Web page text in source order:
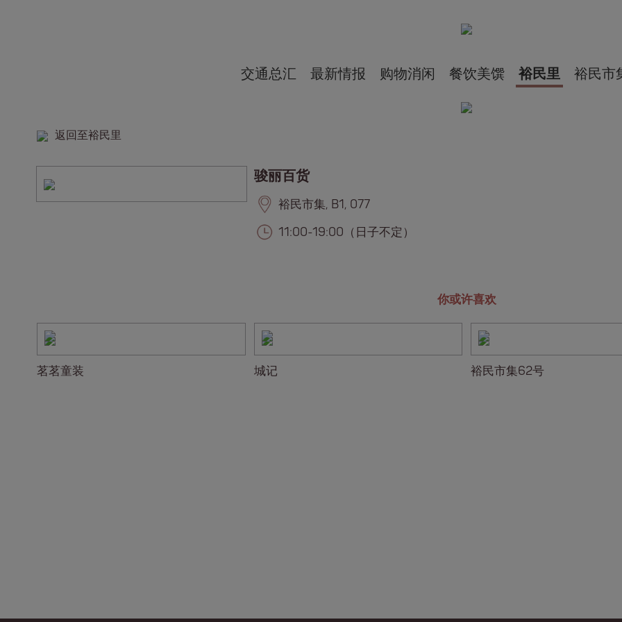
交通总汇 最新情报 购物消闲 餐饮美馔 裕民里 裕民市
返回至裕民里
骏丽百货
裕民市集, B1, 077
11:00-19:00（日子不定）
你或许喜欢
茗茗童装 城记 裕民市集62号